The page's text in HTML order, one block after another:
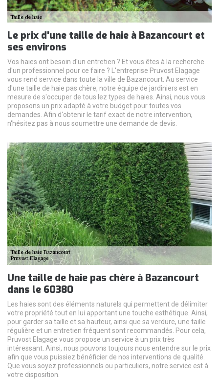
Le prix d'une taille de haie à Bazancourt et
ses environs
Vos haies ont besoin d'un entretien ? Et vous êtes à la recherche
d'un professionnel pour ce faire ? L'entreprise Pruvost Elagage
vous rend service dans toute la ville de Bazancourt. Au service
d'une taille de haie pas chère, notre équipe de jardiniers est en
mesure de s'occuper de tous lez types de haies. Ainsi, nous vous
proposons un prix adapté à votre budget pour toutes vos
demandes. Afin d'obtenir le tarif exact de notre intervention,
n'hésitez pas à nous soumettre une demande de devis.
Une taille de haie pas chère à Bazancourt
dans le 60380
Les haies sont des éléments naturels qui permettent de délimiter
votre propriété tout en lui apportant une touche esthétique. Ainsi,
pour garder sa taille et sa hauteur, ainsi que sa verdure, une taille
régulière et un entretien fréquent sont recommandés. Pour cela,
Pruvost Elagage vous propose un service à un prix très
intéressant. Ainsi, nous pouvons toujours nous entendre sur le prix
afin que vous puissiez bénéficier de nos interventions de qualité.
Que vous soyez professionnels ou particuliers, notre service est à
votre disposition.